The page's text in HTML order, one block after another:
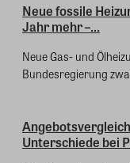
Neue fossile
Jahr mehr –...
Neue Gas- und
Bundesregierung
Unterschiede bei